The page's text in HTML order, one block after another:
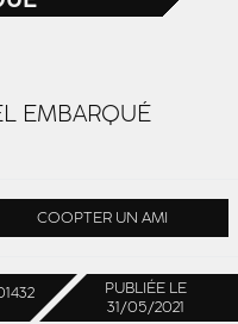
EMBARQUÉ
COOPTER UN AMI
PUBLIÉE LE
31/05/2021